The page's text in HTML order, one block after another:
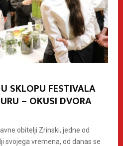
SKLOPU FESTIVALA
– OKUSI DVORA
obitelji Zrinski, jedne od
svojega vremena, od danas se